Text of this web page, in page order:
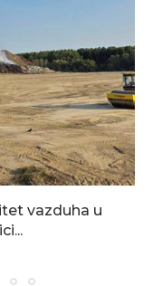
vazduha u